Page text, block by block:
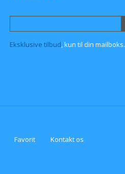
Eksklusive tilbud, kun til din mailboks.
Favorit Kontakt os